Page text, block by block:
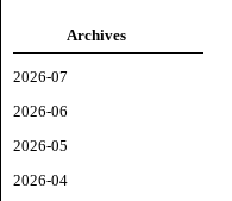
Archives
2026-07
2026-06
2026-05
2026-04